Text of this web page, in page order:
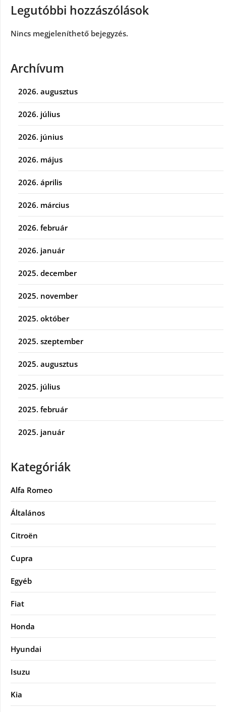
Legutóbbi hozzászólások
Nincs megjeleníthető bejegyzés.
Archívum
2026. augusztus
2026. július
2026. június
2026. május
2026. április
2026. március
2026. február
2026. január
2025. december
2025. november
2025. október
2025. szeptember
2025. augusztus
2025. július
2025. február
2025. január
Kategóriák
Alfa Romeo
Általános
Citroën
Cupra
Egyéb
Fiat
Honda
Hyundai
Isuzu
Kia